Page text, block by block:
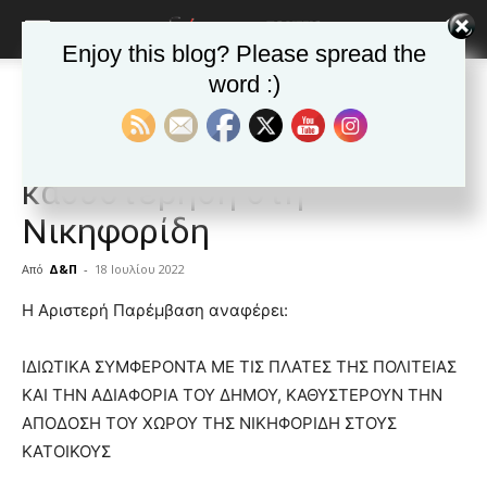
Ανακοινώσεις - Δελτία τύπου
Ανακοινώσεις - Δελτία τύπου Δημοφιλή άρθρα
Υπάρχουν ευθύνες για την
καθυστέρηση στη
Νικηφορίδη
Από Δ&Π - 18 Ιουλίου 2022
blonde
hot
cam
show.desi
xxx
Η Αριστερή Παρέμβαση αναφέρει:
ΙΔΙΩΤΙΚΑ ΣΥΜΦΕΡΟΝΤΑ ΜΕ ΤΙΣ ΠΛΑΤΕΣ ΤΗΣ ΠΟΛΙΤΕΙΑΣ
ΚΑΙ ΤΗΝ ΑΔΙΑΦΟΡΙΑ ΤΟΥ ΔΗΜΟΥ, ΚΑΘΥΣΤΕΡΟΥΝ ΤΗΝ
ΑΠΟΔΟΣΗ ΤΟΥ ΧΩΡΟΥ ΤΗΣ ΝΙΚΗΦΟΡΙΔΗ ΣΤΟΥΣ
ΚΑΤΟΙΚΟΥΣ
Enjoy this blog? Please spread the
word :)